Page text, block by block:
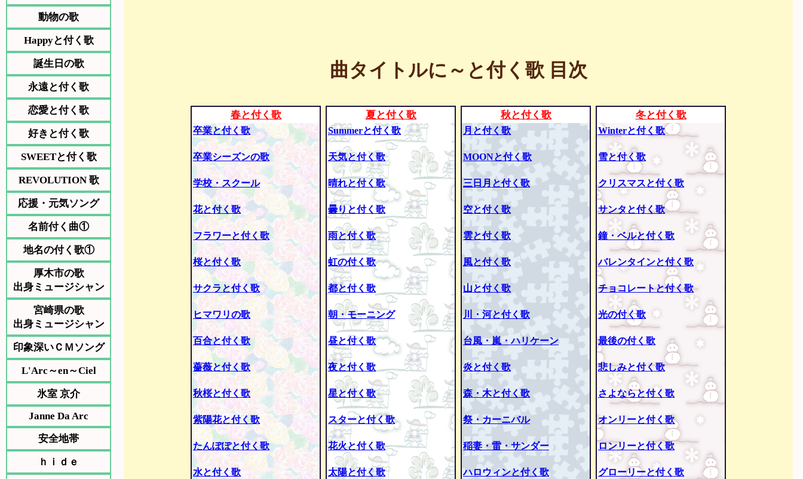
動物の歌
Happyと付く歌
誕生日の歌
永遠と付く歌
恋愛と付く歌
好きと付く歌
SWEETと付く歌
REVOLUTION 歌
応援・元気ソング
名前付く曲①
地名の付く歌①
厚木市の歌
出身ミュージシャン
宮崎県の歌
出身ミュージシャン
印象深いＣＭソング
L'Arc～en～Ciel
氷室 京介
Janne Da Arc
安全地帯
ｈｉｄｅ
曲タイトルに～と付く歌 目次
春と付く歌
卒業と付く歌
卒業シーズンの歌
学校・スクール
花と付く歌
フラワーと付く歌
桜と付く歌
サクラと付く歌
ヒマワリの歌
百合と付く歌
薔薇と付く歌
秋桜と付く歌
紫陽花と付く歌
たんぽぽと付く歌
水と付く歌
夏と付く歌
Summerと付く歌
天気と付く歌
晴れと付く歌
曇りと付く歌
雨と付く歌
虹の付く歌
都と付く歌
朝・モーニング
昼と付く歌
夜と付く歌
星と付く歌
スターと付く歌
花火と付く歌
太陽と付く歌
秋と付く歌
月と付く歌
MOONと付く歌
三日月と付く歌
空と付く歌
雲と付く歌
風と付く歌
山と付く歌
川・河と付く歌
台風・嵐・ハリケーン
炎と付く歌
森・木と付く歌
祭・カーニバル
稲妻・雷・サンダー
ハロウィンと付く歌
冬と付く歌
Winterと付く歌
雪と付く歌
クリスマスと付く歌
サンタと付く歌
鐘・ベルと付く歌
バレンタインと付く歌
チョコレートと付く歌
光の付く歌
最後の付く歌
悲しみと付く歌
さよならと付く歌
オンリーと付く歌
ロンリーと付く歌
グローリーと付く歌